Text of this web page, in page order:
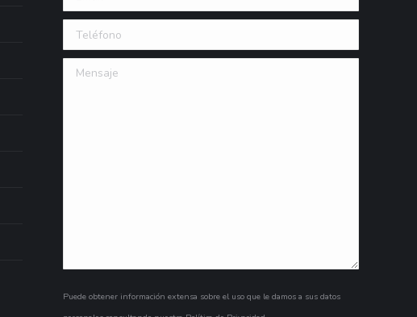
Teléfono
Mensaje
Puede obtener información extensa sobre el uso que le damos a sus datos